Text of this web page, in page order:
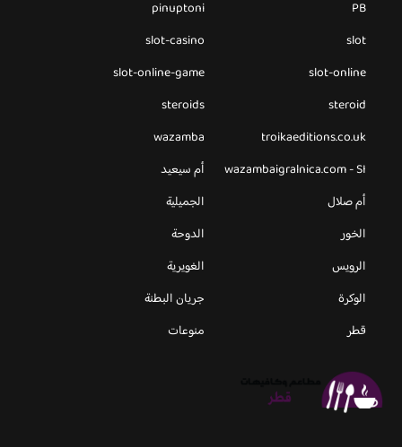
PB
pinuptoni
slot
slot-casino
slot-online
slot-online-game
steroid
steroids
troikaeditions.co.uk
wazamba
wazambaigralnica.com - SI
أم سيعيد
أم صلال
الجميلية
الخور
الدوحة
الرويس
الغويرية
الوكرة
جريان البطنة
قطر
منوعات